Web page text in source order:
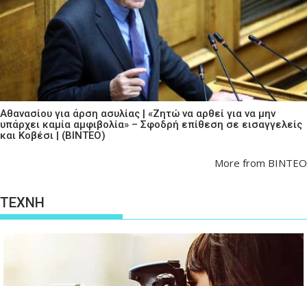
Αθανασίου για άρση ασυλίας | «Ζητώ να αρθεί για να μην
υπάρχει καμία αμφιβολία» – Σφοδρή επίθεση σε εισαγγελείς
και Κοβέσι | (ΒΙΝΤΕΟ)
More from ΒΙΝΤΕΟ
ΤΕΧΝΗ